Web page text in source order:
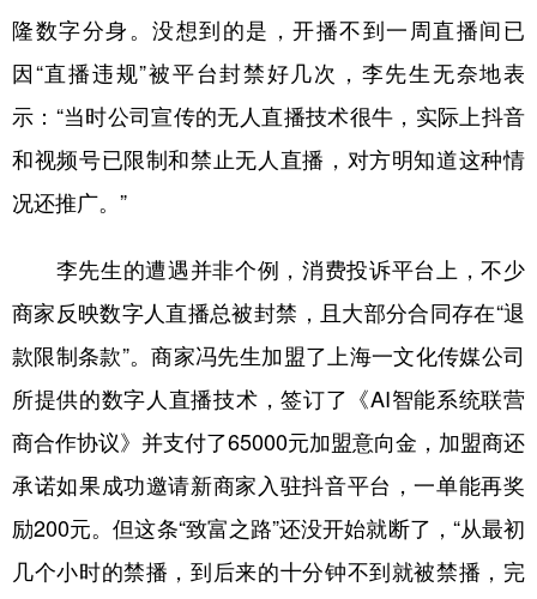
陕西 甘肃 青海 宁夏
Русский язык 日本語 한국어
隆数字分身。没想到的是，开播不到一周直播间已
因“直播违规”被平台封禁好几次，李先生无奈地表
示：“当时公司宣传的无人直播技术很牛，实际上抖音
和视频号已限制和禁止无人直播，对方明知道这种情
况还推广。”
李先生的遭遇并非个例，消费投诉平台上，不少
商家反映数字人直播总被封禁，且大部分合同存在“退
款限制条款”。商家冯先生加盟了上海一文化传媒公司
所提供的数字人直播技术，签订了《AI智能系统联营
商合作协议》并支付了65000元加盟意向金，加盟商还
承诺如果成功邀请新商家入驻抖音平台，一单能再奖
励200元。但这条“致富之路”还没开始就断了，“从最初
几个小时的禁播，到后来的十分钟不到就被禁播，完